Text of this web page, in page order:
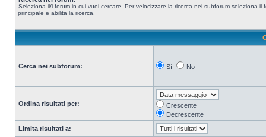
Seleziona il/i forum in cui vuoi cercare. Per velocizzare la ricerca nei subforum seleziona il
principale e abilita la ricerca.
Cerca nei subforum: Sì No
Ordina risultati per:
Crescente
Decrescente
Limita risultati a: